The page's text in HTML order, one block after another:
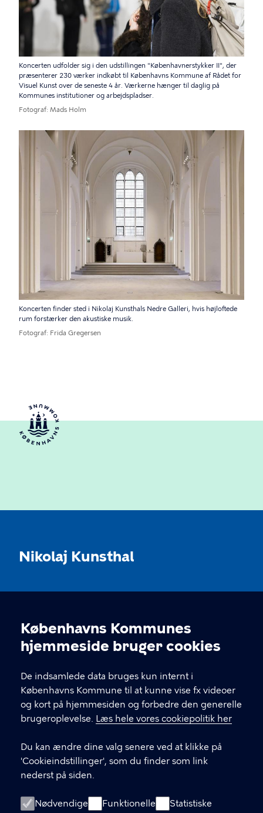
Cookieindstillinger
Københavns Kommunes
hjemmeside bruger cookies
De indsamlede data bruges kun internt i
Københavns Kommune til at kunne vise fx videoer
og kort på hjemmesiden og forbedre den generelle
brugeroplevelse. Læs hele vores cookiepolitik her
Du kan ændre dine valg senere ved at klikke på
'Cookieindstillinger', som du finder som link
nederst på siden.
Nødvendige Funktionelle Statistiske
Koncerten udfolder sig i den udstillingen "Københavnerstykker II", der
præsenterer 230 værker indkøbt til Københavns Kommune af Rådet for
Visuel Kunst over de seneste 4 år. Værkerne hænger til daglig på
Kommunes institutioner og arbejdspladser.
Fotograf Mads Holm
Koncerten finder sted i Nikolaj Kunsthals Nedre Galleri, hvis højloftede
rum forstærker den akustiske musik.
Fotograf Frida Gregersen
Nikolaj Kunsthal
Nikolaj Plads 10, 1067 København
nikolajkunsthal@kff.kk.dk
EAN: 5798009780331
LINKS
Kontakt
Facebook
Instagram